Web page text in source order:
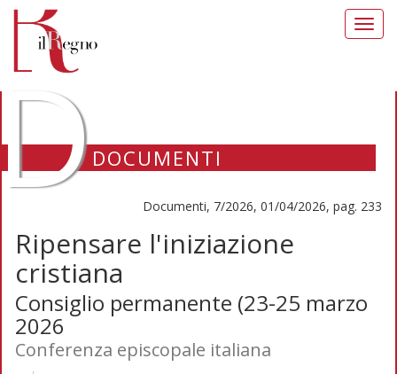
DOCUMENTI
Documenti, 7/2026, 01/04/2026, pag. 233
Ripensare l'iniziazione
cristiana
Consiglio permanente (23-25 marzo
2026
Conferenza episcopale italiana